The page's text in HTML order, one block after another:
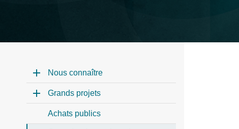
Nous connaître
Grands projets
Achats publics